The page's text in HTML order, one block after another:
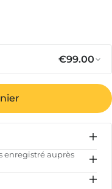
€99.00
Prix
€99.00
enregistré auprès